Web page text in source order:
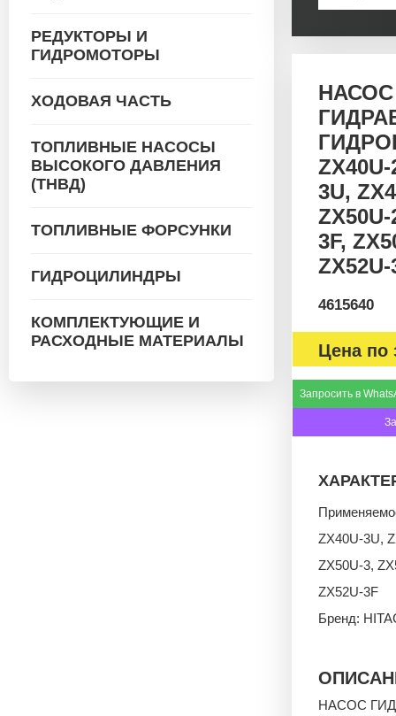
РЕДУКТОРЫ И
ГИДРОМОТОРЫ
ХОДОВАЯ ЧАСТЬ
ТОПЛИВНЫЕ НАСОСЫ
ВЫСОКОГО ДАВЛЕНИЯ
(ТНВД)
ТОПЛИВНЫЕ ФОРСУНКИ
ГИДРОЦИЛИНДРЫ
КОМПЛЕКТУЮЩИЕ И
РАСХОДНЫЕ МАТЕРИАЛЫ
НАСОС
3U,
3F,
ZX52U-
4615640
Цена по
Запросить в
ZX40U-3U,
ZX50U-3,
ZX52U-3F
Бренд:
НАСОС